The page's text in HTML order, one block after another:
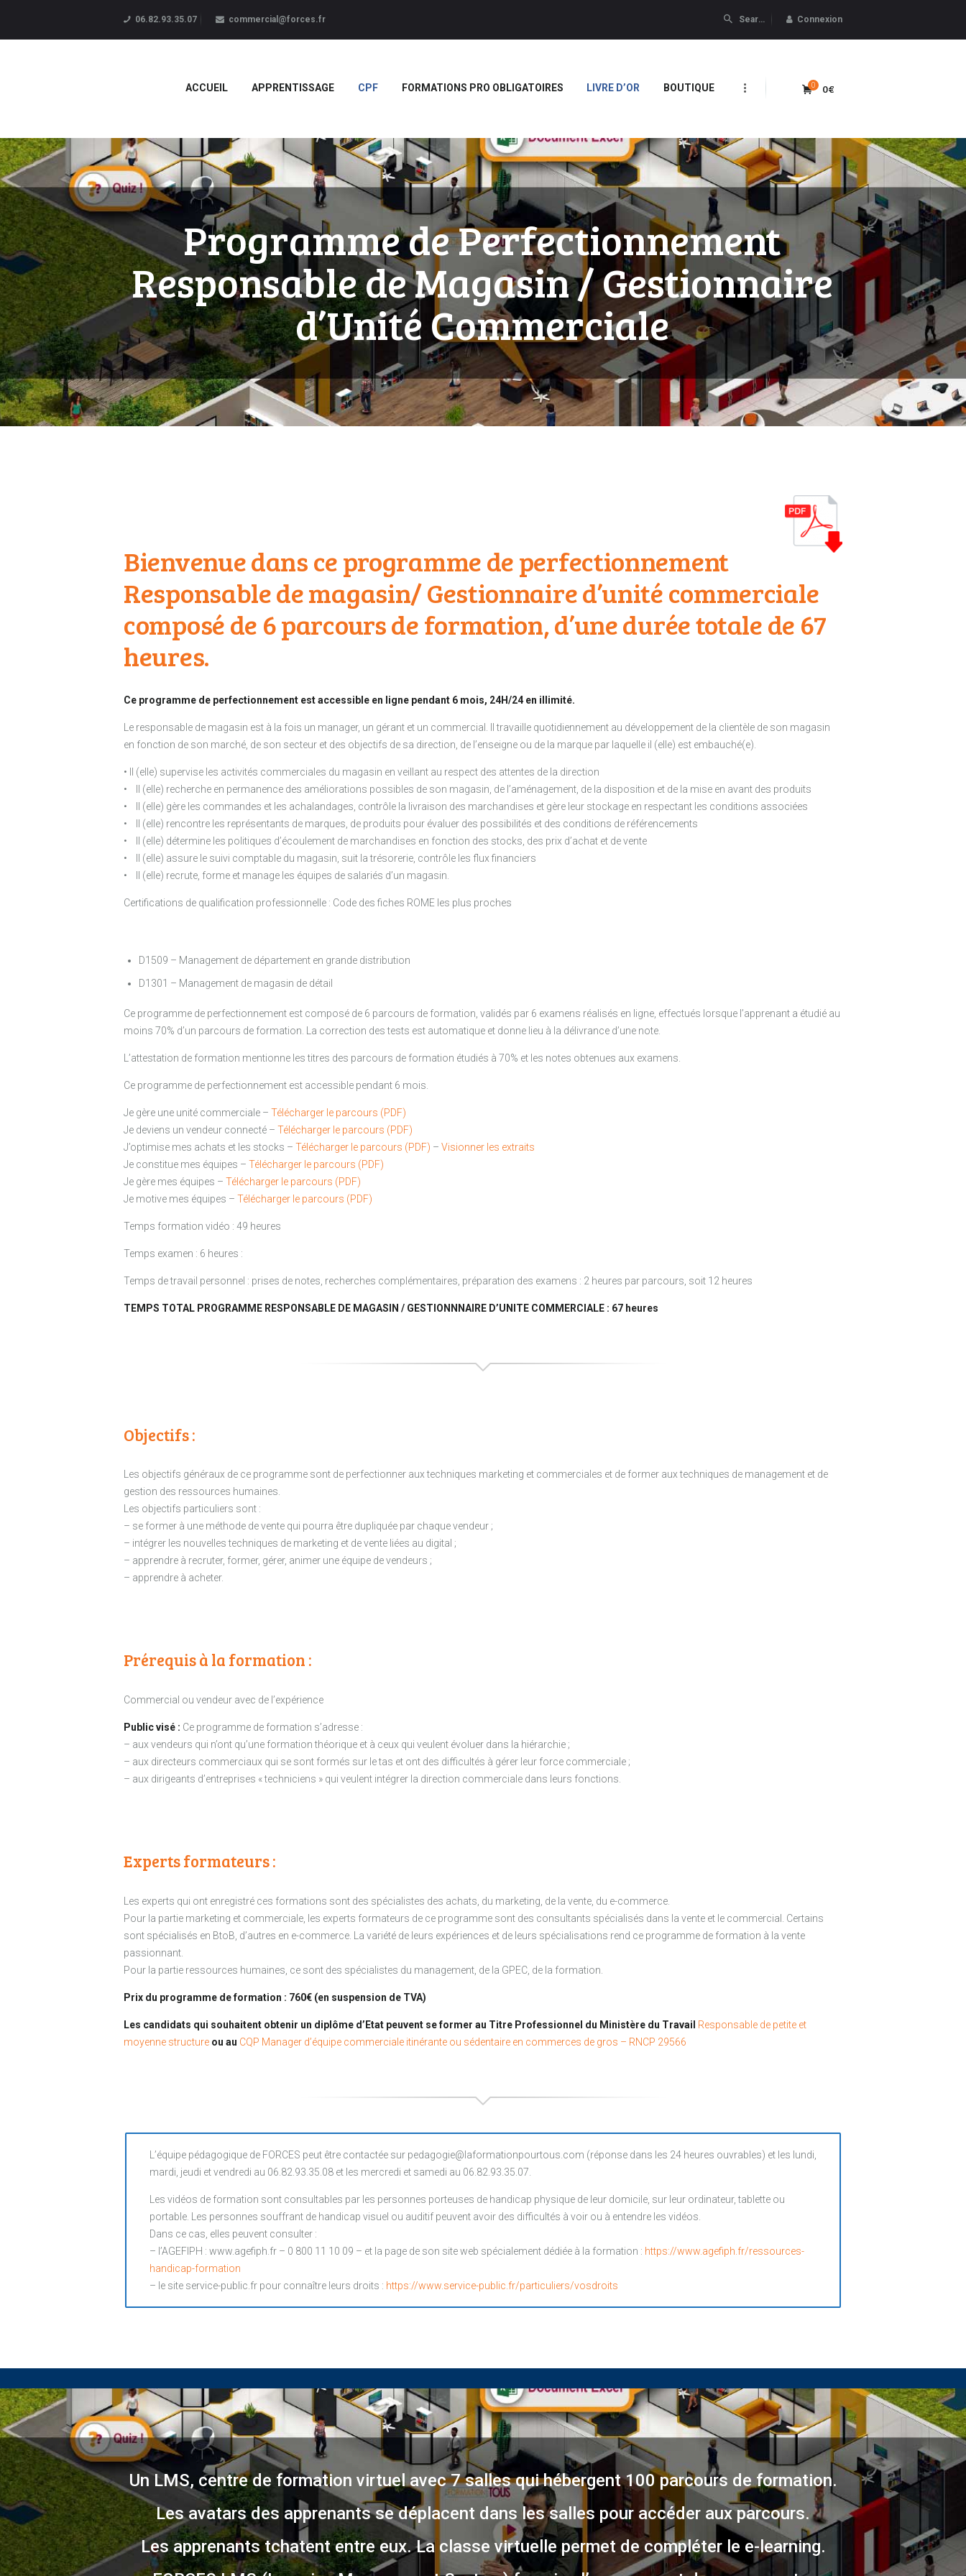
06.82.93.35.07 commercial@forces.fr Connexion
ACCUEIL APPRENTISSAGE CPF FORMATIONS PRO OBLIGATOIRES LIVRE D’OR BOUTIQUE 0€
0
Programme de Perfectionnement
Responsable de Magasin / Gestionnaire
d’Unité Commerciale
Forces
APPRENTISSAGE
FORMATIONS PRO
LIVRE D’OR
BOUTIQUE
MARQUE BLANCHE
Bienvenue dans ce programme de perfectionnement
Responsable de magasin/ Gestionnaire d’unité commerciale
composé de 6 parcours de formation, d’une durée totale de 67
heures.
Ce programme de perfectionnement est accessible en ligne pendant 6 mois, 24H/24 en illimité.
Le responsable de magasin est à la fois un manager, un gérant et un commercial. Il travaille quotidiennement au développement de la clientèle de son magasin
en fonction de son marché, de son secteur et des objectifs de sa direction, de l’enseigne ou de la marque par laquelle il (elle) est embauché(e).
• Il (elle) supervise les activités commerciales du magasin en veillant au respect des attentes de la direction
• Il (elle) recherche en permanence des améliorations possibles de son magasin, de l’aménagement, de la disposition et de la mise en avant des produits
• Il (elle) gère les commandes et les achalandages, contrôle la livraison des marchandises et gère leur stockage en respectant les conditions associées
• Il (elle) rencontre les représentants de marques, de produits pour évaluer des possibilités et des conditions de référencements
• Il (elle) détermine les politiques d’écoulement de marchandises en fonction des stocks, des prix d’achat et de vente
• Il (elle) assure le suivi comptable du magasin, suit la trésorerie, contrôle les flux financiers
• Il (elle) recrute, forme et manage les équipes de salariés d’un magasin.
Certifications de qualification professionnelle : Code des fiches ROME les plus proches
D1509 – Management de département en grande distribution
D1301 – Management de magasin de détail
Ce programme de perfectionnement est composé de 6 parcours de formation, validés par 6 examens réalisés en ligne, effectués lorsque l’apprenant a étudié au
moins 70% d’un parcours de formation. La correction des tests est automatique et donne lieu à la délivrance d’une note.
L’attestation de formation mentionne les titres des parcours de formation étudiés à 70% et les notes obtenues aux examens.
Ce programme de perfectionnement est accessible pendant 6 mois.
Je gère une unité commerciale – Télécharger le parcours (PDF)
Je deviens un vendeur connecté – Télécharger le parcours (PDF)
J’optimise mes achats et les stocks – Télécharger le parcours (PDF) – Visionner les extraits
Je constitue mes équipes – Télécharger le parcours (PDF)
Je gère mes équipes – Télécharger le parcours (PDF)
Je motive mes équipes – Télécharger le parcours (PDF)
Temps formation vidéo : 49 heures
Temps examen : 6 heures :
Temps de travail personnel : prises de notes, recherches complémentaires, préparation des examens : 2 heures par parcours, soit 12 heures
TEMPS TOTAL PROGRAMME RESPONSABLE DE MAGASIN / GESTIONNNAIRE D’UNITE COMMERCIALE : 67 heures
Objectifs :
Les objectifs généraux de ce programme sont de perfectionner aux techniques marketing et commerciales et de former aux techniques de management et de
gestion des ressources humaines.
Les objectifs particuliers sont :
– se former à une méthode de vente qui pourra être dupliquée par chaque vendeur ;
– intégrer les nouvelles techniques de marketing et de vente liées au digital ;
– apprendre à recruter, former, gérer, animer une équipe de vendeurs ;
– apprendre à acheter.
Prérequis à la formation :
Commercial ou vendeur avec de l’expérience
Public visé : Ce programme de formation s’adresse :
– aux vendeurs qui n’ont qu’une formation théorique et à ceux qui veulent évoluer dans la hiérarchie ;
– aux directeurs commerciaux qui se sont formés sur le tas et ont des difficultés à gérer leur force commerciale ;
– aux dirigeants d’entreprises « techniciens » qui veulent intégrer la direction commerciale dans leurs fonctions.
Experts formateurs :
Les experts qui ont enregistré ces formations sont des spécialistes des achats, du marketing, de la vente, du e-commerce.
Pour la partie marketing et commerciale, les experts formateurs de ce programme sont des consultants spécialisés dans la vente et le commercial. Certains
sont spécialisés en BtoB, d’autres en e-commerce. La variété de leurs expériences et de leurs spécialisations rend ce programme de formation à la vente
passionnant.
Pour la partie ressources humaines, ce sont des spécialistes du management, de la GPEC, de la formation.
Prix du programme de formation : 760€ (en suspension de TVA)
Les candidats qui souhaitent obtenir un diplôme d’Etat peuvent se former au Titre Professionnel du Ministère du Travail Responsable de petite et
moyenne structure ou au CQP Manager d’équipe commerciale itinérante ou sédentaire en commerces de gros – RNCP 29566
L’équipe pédagogique de FORCES peut être contactée sur pedagogie@laformationpourtous.com (réponse dans les 24 heures ouvrables) et les lundi,
mardi, jeudi et vendredi au 06.82.93.35.08 et les mercredi et samedi au 06.82.93.35.07.
Les vidéos de formation sont consultables par les personnes porteuses de handicap physique de leur domicile, sur leur ordinateur, tablette ou
portable. Les personnes souffrant de handicap visuel ou auditif peuvent avoir des difficultés à voir ou à entendre les vidéos.
Dans ce cas, elles peuvent consulter :
– l’AGEFIPH : www.agefiph.fr – 0 800 11 10 09 – et la page de son site web spécialement dédiée à la formation : https://www.agefiph.fr/ressources-
handicap-formation
– le site service-public.fr pour connaître leurs droits : https://www.service-public.fr/particuliers/vosdroits
Un LMS, centre de formation virtuel avec 7 salles qui hébergent 100 parcours de formation.
Les avatars des apprenants se déplacent dans les salles pour accéder aux parcours.
Les apprenants tchatent entre eux. La classe virtuelle permet de compléter le e-learning.